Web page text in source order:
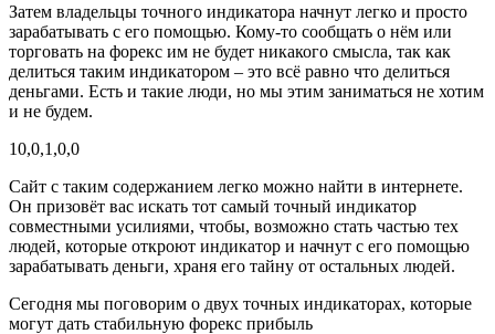
Затем владельцы точного индикатора начнут легко и просто
зарабатывать с его помощью. Кому-то сообщать о нём или
торговать на форекс им не будет никакого смысла, так как
делиться таким индикатором – это всё равно что делиться
деньгами. Есть и такие люди, но мы этим заниматься не хотим
и не будем.
10,0,1,0,0
Сайт с таким содержанием легко можно найти в интернете.
Он призовёт вас искать тот самый точный индикатор
совместными усилиями, чтобы, возможно стать частью тех
людей, которые откроют индикатор и начнут с его помощью
зарабатывать деньги, храня его тайну от остальных людей.
Сегодня мы поговорим о двух точных индикаторах, которые
могут дать стабильную форекс прибыль